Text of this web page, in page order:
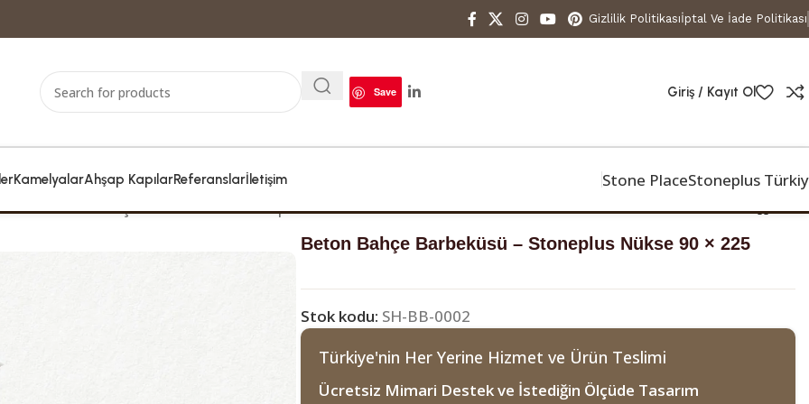
Gizlilik Politikasıİptal Ve İade Politikası
Save Giriş / Kayıt Ol
KamelyalarAhşap KapılarReferanslarİletişim Stone PlaceStoneplus
Beton Bahçe Barbeküsü – Stoneplus Nükse 90 × 225
Beton Bahçe Barbeküsü – Stoneplus Nükse 90 × 225
Stok kodu: SH-BB-0002
Türkiye'nin Her Yerine Hizmet ve Ürün Teslimi
Ücretsiz Mimari Destek ve İstediğin Ölçüde Tasarım